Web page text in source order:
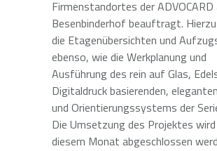
Firmenstandortes der ADVOCARD
Besenbinderhof beauftragt.
die Etagenübersichten und
ebenso, wie die Werkplanung und
Ausführung des rein auf Glas,
Digitaldruck basierenden,
und Orientierungssystems der
Die Umsetzung des Projektes
diesem Monat abgeschlossen